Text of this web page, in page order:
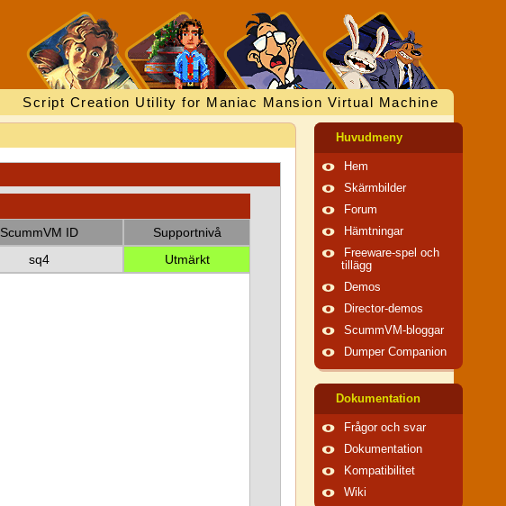
Script Creation Utility for Maniac Mansion Virtual Machine
ScummVM ID
Supportnivå
sq4 Utmärkt
Huvudmeny
Hem
Skärmbilder
Forum
Hämtningar
Freeware-spel och
tillägg
Demos
Director-demos
ScummVM-bloggar
Dumper Companion
Dokumentation
Frågor och svar
Dokumentation
Kompatibilitet
Wiki